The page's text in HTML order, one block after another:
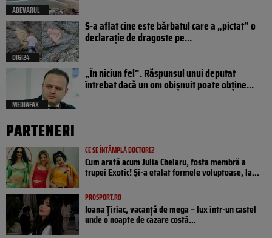
ADEVARUL
DIGI24
S-a aflat cine este bărbatul care a „pictat” o
declarație de dragoste pe...
MEDIAFAX
„În niciun fel”. Răspunsul unui deputat
întrebat dacă un om obișnuit poate obține...
PARTENERI
CE SE ÎNTÂMPLĂ DOCTORE?
Cum arată acum Julia Chelaru, fosta membră a
trupei Exotic! Și-a etalat formele voluptoase, la...
PROSPORT.RO
Ioana Țiriac, vacanță de mega – lux într-un castel
unde o noapte de cazare costă...